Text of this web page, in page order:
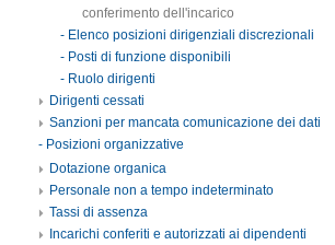
conferimento dell'incarico
- Elenco posizioni dirigenziali discrezionali
- Posti di funzione disponibili
- Ruolo dirigenti
Dirigenti cessati
Sanzioni per mancata comunicazione dei dati
- Posizioni organizzative
Dotazione organica
Personale non a tempo indeterminato
Tassi di assenza
Incarichi conferiti e autorizzati ai dipendenti